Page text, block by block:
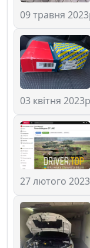
09 травня
03 квітня
27 лютого